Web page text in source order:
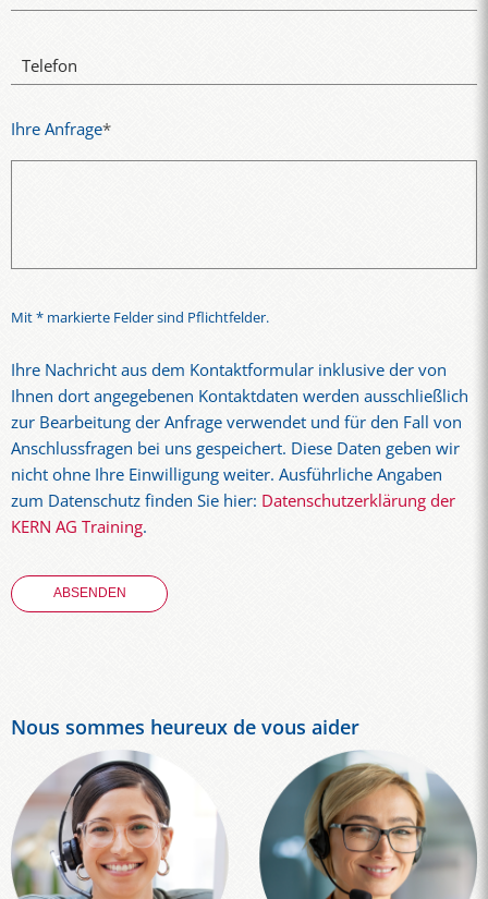
Telefon
Ihre Anfrage*
Mit * markierte Felder sind Pflichtfelder.
Ihre Nachricht aus dem Kontaktformular inklusive der von
Ihnen dort angegebenen Kontaktdaten werden ausschließlich
zur Bearbeitung der Anfrage verwendet und für den Fall von
Anschlussfragen bei uns gespeichert. Diese Daten geben wir
nicht ohne Ihre Einwilligung weiter. Ausführliche Angaben
zum Datenschutz finden Sie hier: Datenschutzerklärung der
KERN AG Training.
Nous sommes heureux de vous aider